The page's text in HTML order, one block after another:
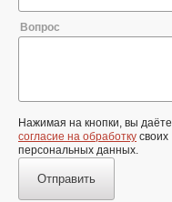
Вопрос
Нажимая на кнопки, вы даёте
согласие на обработку своих
персональных данных.
Отправить